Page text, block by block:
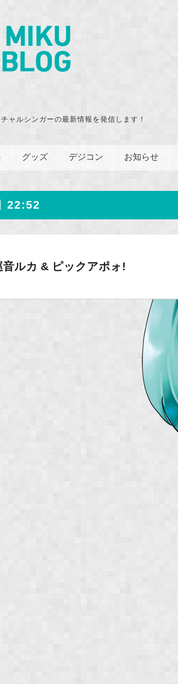
ャルシンガーの最新情報を発信します！
グッズ デジコン お知らせ
22:52
ルカ & ピックアポォ!